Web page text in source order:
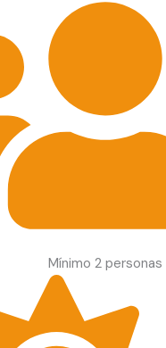
Mínimo 2 personas